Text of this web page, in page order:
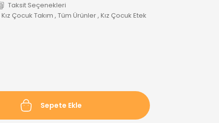
Taksit Seçenekleri
Kız Çocuk Takım , Tüm Ürünler, Kız Çocuk Etek
Sepete Ekle